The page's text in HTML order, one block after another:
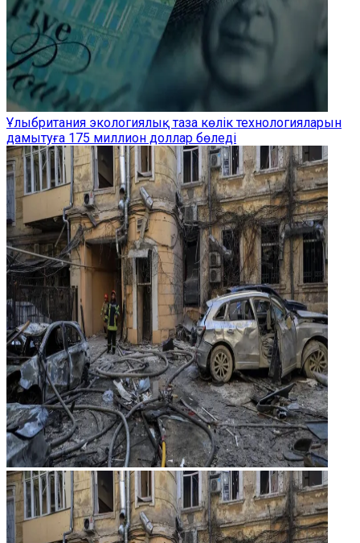
Ұлыбритания экологиялық таза көлік технологияларын
дамытуға 175 миллион доллар бөледі